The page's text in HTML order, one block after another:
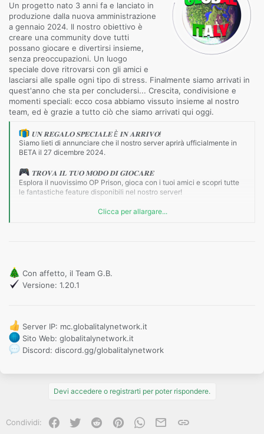
Un progetto nato 3 anni fa e lanciato in
produzione dalla nuova amministrazione
a gennaio 2024. Il nostro obiettivo è
creare una community dove tutti
possano giocare e divertirsi insieme,
senza preoccupazioni. Un luogo
speciale dove ritrovarsi con gli amici e
lasciarsi alle spalle ogni tipo di stress. Finalmente siamo arrivati in
quest'anno che sta per concludersi... Crescita, condivisione e
momenti speciali: ecco cosa abbiamo vissuto insieme al nostro
team, ed è grazie a tutto ciò che siamo arrivati qui oggi.
𝐔𝐍 𝐑𝐄𝐆𝐀𝐋𝐎 𝐒𝐏𝐄𝐂𝐈𝐀𝐋𝐄 È 𝐈𝐍 𝐀𝐑𝐑𝐈𝐕𝐎!
Siamo lieti di annunciare che il nostro server aprirà ufficialmente in
BETA il 27 dicembre 2024.
𝐓𝐑𝐎𝐕𝐀 𝐈𝐋 𝐓𝐔𝐎 𝐌𝐎𝐃𝐎 𝐃𝐈 𝐆𝐈𝐎𝐂𝐀𝐑𝐄
Esplora il nuovissimo OP Prison, gioca con i tuoi amici e scopri tutte
le fantastiche feature disponibili nel nostro server!
𝐍𝐎𝐍 𝐏𝐄𝐑𝐃𝐄𝐑𝐓𝐈 𝐋'𝐀𝐏𝐄𝐑𝐓𝐔𝐑𝐀!
Clicca per allargare...
Con affetto, il Team G.B.
Versione: 1.20.1
Server IP: mc.globalitalynetwork.it
Sito Web: globalitalynetwork.it
Discord: discord.gg/globalitalynetwork
Devi accedere o registrarti per poter rispondere.
Condividi: Facebook
Twitter Reddit PinterestWhatsApp
e-mailLink